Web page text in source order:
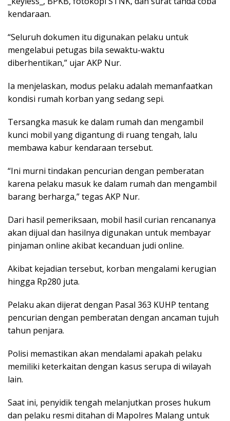
kendaraan.
“Seluruh dokumen itu digunakan pelaku untuk
mengelabui petugas bila sewaktu-waktu
diberhentikan,” ujar AKP Nur.
Ia menjelaskan, modus pelaku adalah memanfaatkan
kondisi rumah korban yang sedang sepi.
Tersangka masuk ke dalam rumah dan mengambil
kunci mobil yang digantung di ruang tengah, lalu
membawa kabur kendaraan tersebut.
“Ini murni tindakan pencurian dengan pemberatan
karena pelaku masuk ke dalam rumah dan mengambil
barang berharga,” tegas AKP Nur.
Dari hasil pemeriksaan, mobil hasil curian rencananya
akan dijual dan hasilnya digunakan untuk membayar
pinjaman online akibat kecanduan judi online.
Akibat kejadian tersebut, korban mengalami kerugian
hingga Rp280 juta.
Pelaku akan dijerat dengan Pasal 363 KUHP tentang
pencurian dengan pemberatan dengan ancaman tujuh
tahun penjara.
Polisi memastikan akan mendalami apakah pelaku
memiliki keterkaitan dengan kasus serupa di wilayah
lain.
Saat ini, penyidik tengah melanjutkan proses hukum
dan pelaku resmi ditahan di Mapolres Malang untuk